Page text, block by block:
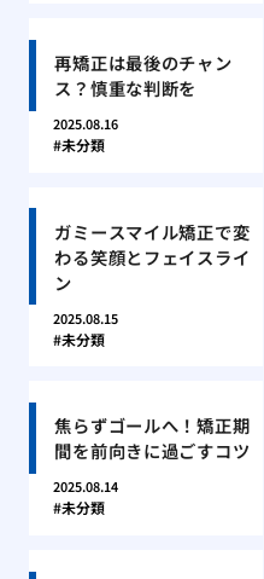
再矯正は最後のチャン
ス？慎重な判断を
2025.08.16
未分類
ガミースマイル矯正で変
わる笑顔とフェイスライ
ン
2025.08.15
未分類
焦らずゴールへ！矯正期
間を前向きに過ごすコツ
2025.08.14
未分類